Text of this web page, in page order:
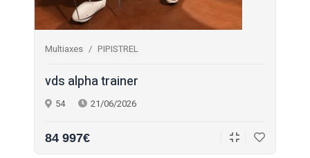
Multiaxes PIPISTREL
vds alpha trainer
54 21/06/2026
84 997€